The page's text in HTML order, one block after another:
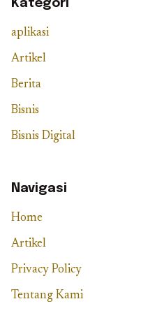
Kategori
aplikasi
Artikel
Berita
Bisnis
Bisnis Digital
Navigasi
Home
Artikel
Privacy Policy
Tentang Kami